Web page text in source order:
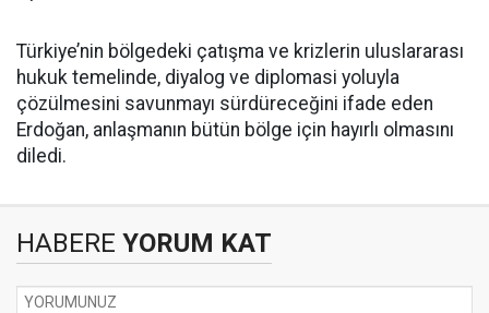
Türkiye’nin bölgedeki çatışma ve krizlerin uluslararası
hukuk temelinde, diyalog ve diplomasi yoluyla
çözülmesini savunmayı sürdüreceğini ifade eden
Erdoğan, anlaşmanın bütün bölge için hayırlı olmasını
diledi.
HABERE YORUM KAT